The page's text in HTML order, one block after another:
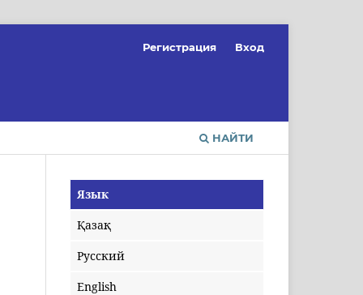
НАЙТИ
Регистрация Вход
Язык
Қазақ
Русский
English